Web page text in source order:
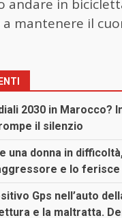
andare in
mantenere il
2030 in Marocco?
il silenzio
una donna in
e lo ferisce
Gps nell’auto
e la maltratta.